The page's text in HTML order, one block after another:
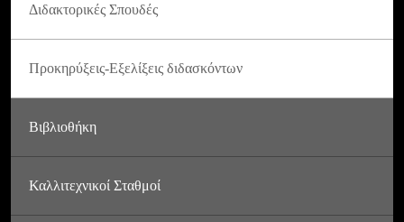
Διδακτορικές Σπουδές
Προκηρύξεις-Εξελίξεις διδασκόντων
Βιβλιοθήκη
Καλλιτεχνικοί Σταθμοί